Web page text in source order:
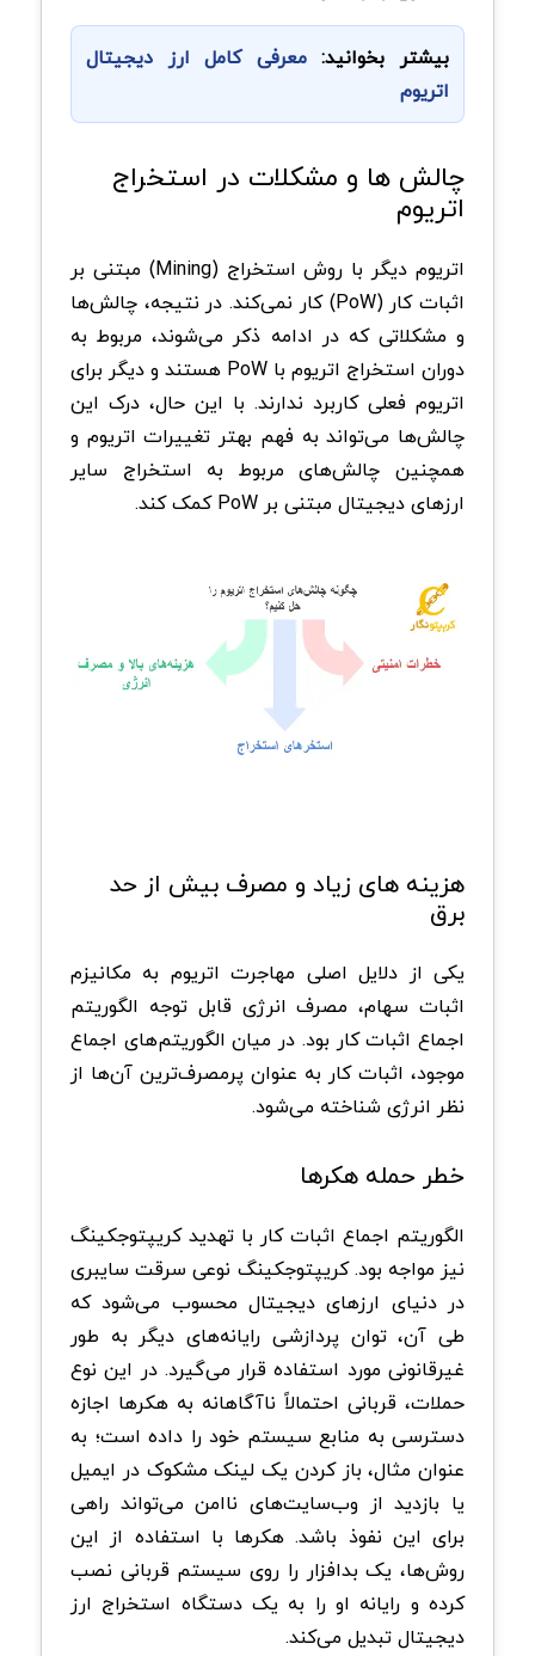
بیشتر بخوانید:معرفی کامل ارز دیجیتال
اتریوم
چالش ها و مشکلات در استخراج
اتریوم
اتریوم دیگر با روش استخراج (Mining) مبتنی بر
اثبات کار (PoW) کار نمی‌کند. در نتیجه، چالش‌ها
و مشکلاتی که در ادامه ذکر می‌شوند، مربوط به
دوران استخراج اتریوم با PoW هستند و دیگر برای
اتریوم فعلی کاربرد ندارند. با این حال، درک این
چالش‌ها می‌تواند به فهم بهتر تغییرات اتریوم و
همچنین چالش‌های مربوط به استخراج سایر
ارزهای دیجیتال مبتنی بر PoW کمک کند.
هزینه‌ های زیاد و مصرف بیش از حد
برق
یکی از دلایل اصلی مهاجرت اتریوم به مکانیزم
اثبات سهام، مصرف انرژی قابل توجه الگوریتم
اجماع اثبات کار بود. در میان الگوریتم‌های اجماع
موجود، اثبات کار به عنوان پرمصرف‌ترین آن‌ها از
نظر انرژی شناخته می‌شود.
خطر حمله هکرها
الگوریتم اجماع اثبات کار با تهدید کریپتوجکینگ
نیز مواجه بود. کریپتوجکینگ نوعی سرقت سایبری
در دنیای ارزهای دیجیتال محسوب می‌شود که
طی آن، توان پردازشی رایانه‌های دیگر به طور
غیرقانونی مورد استفاده قرار می‌گیرد. در این نوع
حملات، قربانی احتمالاً ناآگاهانه به هکرها اجازه
دسترسی به منابع سیستم خود را داده است؛ به
عنوان مثال، باز کردن یک لینک مشکوک در ایمیل
یا بازدید از وب‌سایت‌های ناامن می‌تواند راهی
برای این نفوذ باشد. هکرها با استفاده از این
روش‌ها، یک بدافزار را روی سیستم قربانی نصب
کرده و رایانه او را به یک دستگاه استخراج ارز
دیجیتال تبدیل می‌کند.